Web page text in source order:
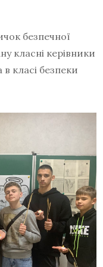
безпечної
класні керівники
класі безпеки